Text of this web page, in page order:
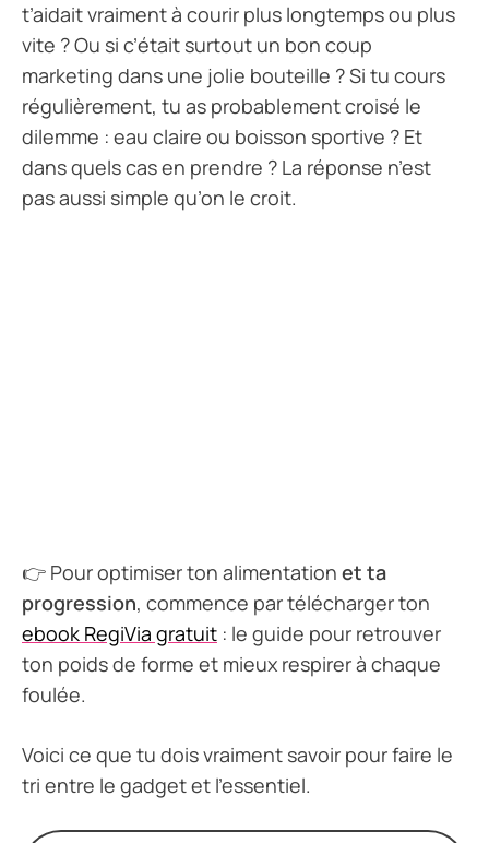
t’aidait vraiment à courir plus longtemps ou plus
vite ? Ou si c’était surtout un bon coup
marketing dans une jolie bouteille ? Si tu cours
régulièrement, tu as probablement croisé le
dilemme : eau claire ou boisson sportive ? Et
dans quels cas en prendre ? La réponse n’est
pas aussi simple qu’on le croit.
👉 Pour optimiser ton alimentation et ta
progression, commence par télécharger ton
ebook RegiVia gratuit : le guide pour retrouver
ton poids de forme et mieux respirer à chaque
foulée.
Voici ce que tu dois vraiment savoir pour faire le
tri entre le gadget et l’essentiel.